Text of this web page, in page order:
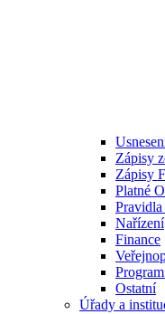
Zápisy
Zápisy
Platné
Pravidla
Nařízení
Finance
Ostatní
Úřady a